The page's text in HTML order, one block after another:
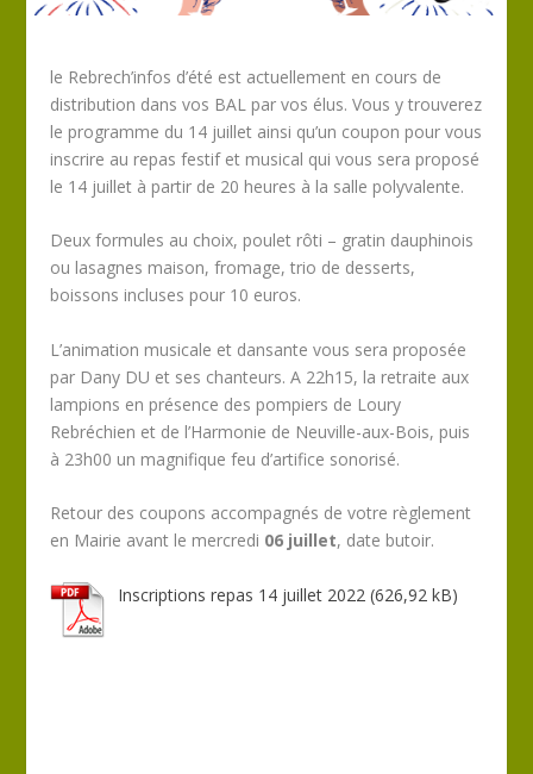
le Rebrech’infos d’été est actuellement en cours de
distribution dans vos BAL par vos élus. Vous y trouverez
le programme du 14 juillet ainsi qu’un coupon pour vous
inscrire au repas festif et musical qui vous sera proposé
le 14 juillet à partir de 20 heures à la salle polyvalente.
Deux formules au choix, poulet rôti – gratin dauphinois
ou lasagnes maison, fromage, trio de desserts,
boissons incluses pour 10 euros.
L’animation musicale et dansante vous sera proposée
par Dany DU et ses chanteurs. A 22h15, la retraite aux
lampions en présence des pompiers de Loury
Rebréchien et de l’Harmonie de Neuville-aux-Bois, puis
à 23h00 un magnifique feu d’artifice sonorisé.
Retour des coupons accompagnés de votre règlement
en Mairie avant le mercredi 06 juillet, date butoir.
Inscriptions repas 14 juillet 2022